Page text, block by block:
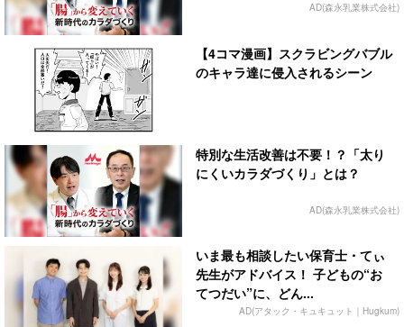
AD(森永乳業株式会社)
【4コマ漫画】スクラビングバブル
のキャラ達に侵入されるシーン
特別な生活改善は不要！？「太り
にくいカラダづくり」とは？
AD(森永乳業株式会社)
いま最も相談したい保育士・てぃ
先生がアドバイス！ 子どもの“お
てつだい”に、どん...
AD(アタック・キュキュット｜Hugkum)